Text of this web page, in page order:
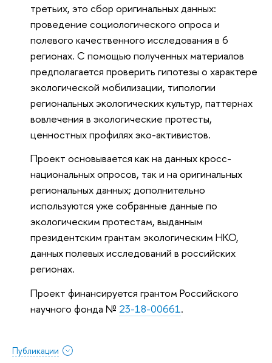
третьих, это сбор оригинальных данных:
проведение социологического опроса и
полевого качественного исследования в 6
регионах. С помощью полученных материалов
предполагается проверить гипотезы о характере
экологической мобилизации, типологии
региональных экологических культур, паттернах
вовлечения в экологические протесты,
ценностных профилях эко-активистов.
Проект основывается как на данных кросс-
национальных опросов, так и на оригинальных
региональных данных; дополнительно
используются уже собранные данные по
экологическим протестам, выданным
президентским грантам экологическим НКО,
данных полевых исследований в российских
регионах.
Проект финансируется грантом Российского
научного фонда № 23-18-00661.
Публикации